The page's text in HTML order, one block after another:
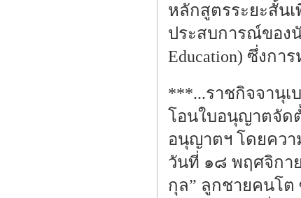
หลักสูตรระยะสั้น
ประสบการณ์ของนั
Education) ซึ่งกา
***...ราชกิจจานุเ
โอนใบอนุญาตจัด
อนุญาตฯ โดยคว
วันที่ ๑๘ พฤศจิกา
กุล” ลูกชายคนโ